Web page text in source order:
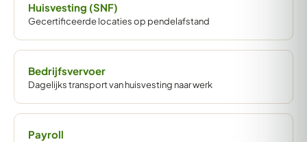
Huisvesting (SNF)
Gecertificeerde locaties op pendelafstand
Bedrijfsvervoer
Dagelijks transport van huisvesting naar werk
Payroll